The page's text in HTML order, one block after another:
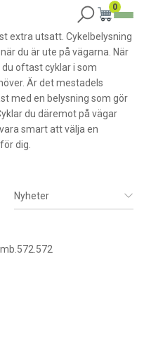
0
extra utsatt. Cykelbelysning
du är ute på vägarna. När
oftast cyklar i som
Är det mestadels
med en belysning som gör
du däremot på vägar
smart att välja en
dig.
Nyheter